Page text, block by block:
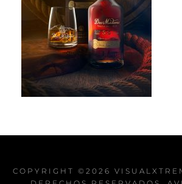
COPYRIGHT ©2026